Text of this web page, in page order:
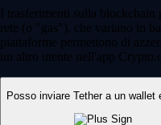
I trasferimenti sulla blockchain
rete (o "gas"), che variano in
piattaforme permettono di
un altro utente nell'app
Posso inviare Tether a un wallet